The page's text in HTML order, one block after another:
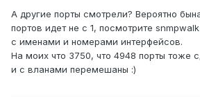
А другие порты смотрели? Вероятно
портов идет не с 1, посмотрите
с именами и номерами интерфейсов.
На моих что 3750, что 4948 порты тоже
и с вланами перемешаны :)